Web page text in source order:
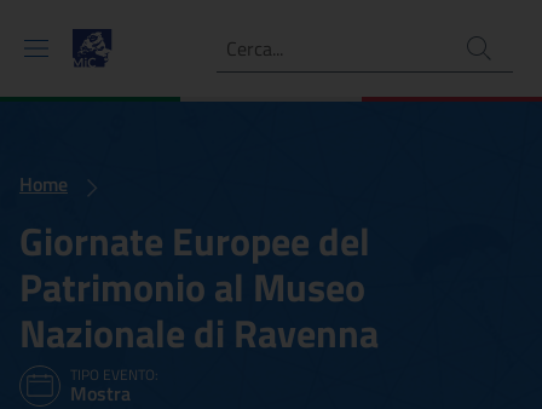
Ricerca
Home
Giornate Europee del
Patrimonio al Museo
Nazionale di Ravenna
TIPO EVENTO:
Mostra